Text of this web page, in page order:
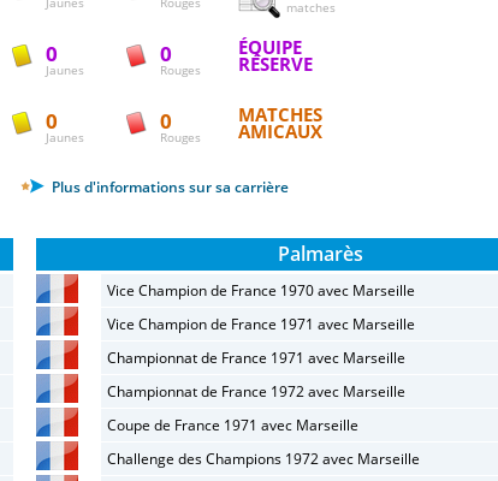
matches
0
Jaunes
0
Rouges
ÉQUIPE
RÉSERVE
0
Jaunes
0
Rouges
MATCHES
AMICAUX
Plus d'informations sur sa carrière
Palmarès
Vice Champion de France 1970 avec Marseille
Vice Champion de France 1971 avec Marseille
Championnat de France 1971 avec Marseille
Championnat de France 1972 avec Marseille
Coupe de France 1971 avec Marseille
Challenge des Champions 1972 avec Marseille